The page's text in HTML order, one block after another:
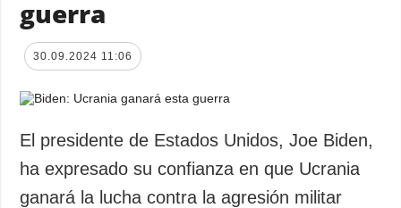
TODAS LAS
Guerra
de Ucrania
Política
Economía
Defensa
servicios
Política de
privacidad y
guerra
30.09.2024 11:06
El presidente de Estados Unidos, Joe Biden,
ha expresado su confianza en que Ucrania
ganará la lucha contra la agresión militar